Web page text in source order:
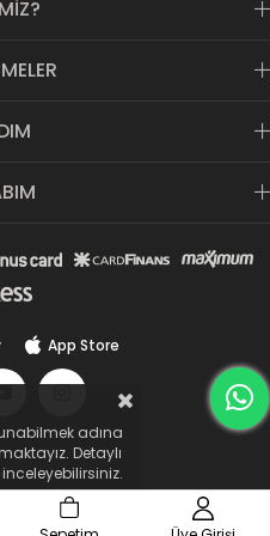
e-ticaret sektörüne de
Kozmetik SPA Group
App Store
adına
Detaylı
inceleyebilirsiniz.